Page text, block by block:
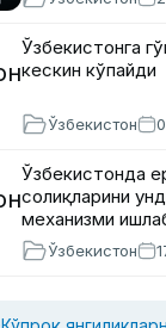
Ўзбекистонга
кескин кўпайди
Ўзбекистон
Ўзбекистонда
солиқларини
механизми
Ўзбекистон